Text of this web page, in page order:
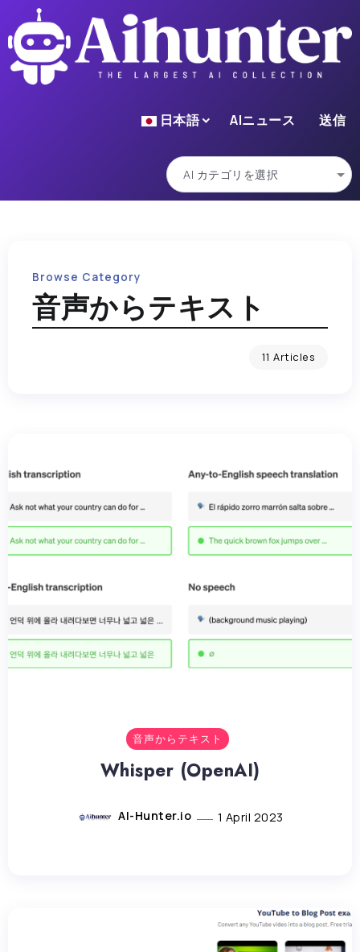
日本語 AIニュース 送信
Browse Category
音声からテキスト
11 Articles
音声からテキスト
Whisper (OpenAI)
AI-Hunter.io 1 April 2023